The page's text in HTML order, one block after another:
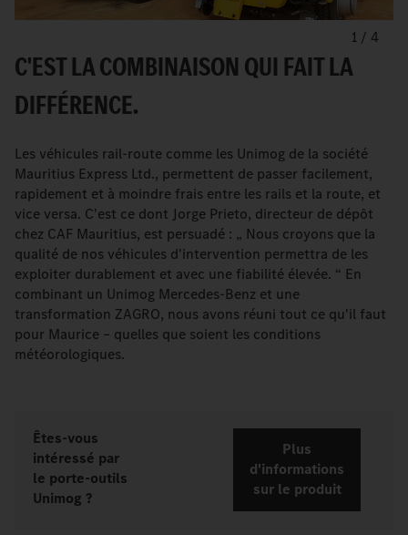
1 / 4
C'EST LA COMBINAISON QUI FAIT LA
DIFFÉRENCE.
Les véhicules rail-route comme les Unimog de la société
Mauritius Express Ltd., permettent de passer facilement,
rapidement et à moindre frais entre les rails et la route, et
vice versa. C'est ce dont Jorge Prieto, directeur de dépôt
chez CAF Mauritius, est persuadé : „ Nous croyons que la
qualité de nos véhicules d'intervention permettra de les
exploiter durablement et avec une fiabilité élevée. “ En
combinant un Unimog Mercedes-Benz et une
transformation ZAGRO, nous avons réuni tout ce qu'il faut
pour Maurice – quelles que soient les conditions
météorologiques.
Êtes-vous
intéressé par
le porte-outils
Unimog ?
Plus
d'informations
sur le produit